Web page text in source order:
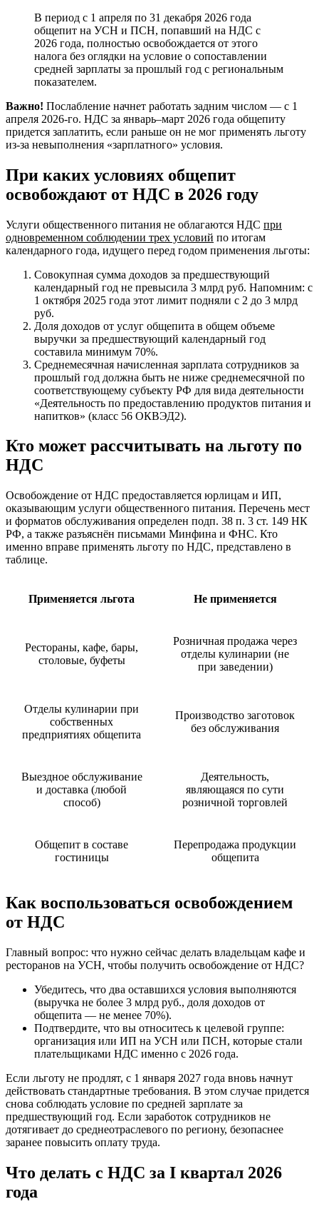
В период с 1 апреля по 31 декабря 2026 года
общепит на УСН и ПСН, попавший на НДС с
2026 года, полностью освобождается от этого
налога без оглядки на условие о сопоставлении
средней зарплаты за прошлый год с региональным
показателем.
Важно! Послабление начнет работать задним числом — с 1
апреля 2026-го. НДС за январь–март 2026 года общепиту
придется заплатить, если раньше он не мог применять льготу
из-за невыполнения «зарплатного» условия.
При каких условиях общепит
освобождают от НДС в 2026 году
Услуги общественного питания не облагаются НДС при
одновременном соблюдении трех условий по итогам
календарного года, идущего перед годом применения льготы:
Совокупная сумма доходов за предшествующий
календарный год не превысила 3 млрд руб. Напомним: с
1 октября 2025 года этот лимит подняли с 2 до 3 млрд
руб.
Доля доходов от услуг общепита в общем объеме
выручки за предшествующий календарный год
составила минимум 70%.
Среднемесячная начисленная зарплата сотрудников за
прошлый год должна быть не ниже среднемесячной по
соответствующему субъекту РФ для вида деятельности
«Деятельность по предоставлению продуктов питания и
напитков» (класс 56 ОКВЭД2).
Кто может рассчитывать на льготу по
НДС
Освобождение от НДС предоставляется юрлицам и ИП,
оказывающим услуги общественного питания. Перечень мест
и форматов обслуживания определен подп. 38 п. 3 ст. 149 НК
РФ, а также разъяснён письмами Минфина и ФНС. Кто
именно вправе применять льготу по НДС, представлено в
таблице.
Применяется льгота Не применяется
Рестораны, кафе, бары,
столовые, буфеты
Розничная продажа через
отделы кулинарии (не
при заведении)
Отделы кулинарии при
собственных
предприятиях общепита
Производство заготовок
без обслуживания
Выездное обслуживание
и доставка (любой
способ)
Деятельность,
являющаяся по сути
розничной торговлей
Общепит в составе
гостиницы
Перепродажа продукции
общепита
Как воспользоваться освобождением
от НДС
Главный вопрос: что нужно сейчас делать владельцам кафе и
ресторанов на УСН, чтобы получить освобождение от НДС?
Убедитесь, что два оставшихся условия выполняются
(выручка не более 3 млрд руб., доля доходов от
общепита — не менее 70%).
Подтвердите, что вы относитесь к целевой группе:
организация или ИП на УСН или ПСН, которые стали
плательщиками НДС именно с 2026 года.
Если льготу не продлят, с 1 января 2027 года вновь начнут
действовать стандартные требования. В этом случае придется
снова соблюдать условие по средней зарплате за
предшествующий год. Если заработок сотрудников не
дотягивает до среднеотраслевого по региону, безопаснее
заранее повысить оплату труда.
Что делать с НДС за I квартал 2026
года